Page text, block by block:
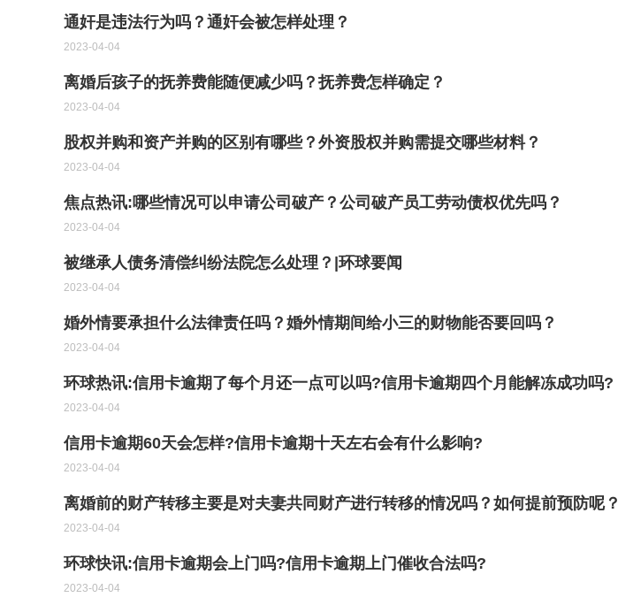
通奸是违法行为吗？通奸会被怎样处理？
2023-04-04
离婚后孩子的抚养费能随便减少吗？抚养费怎样确定？
2023-04-04
股权并购和资产并购的区别有哪些？外资股权并购需提交哪些材料？
2023-04-04
焦点热讯:哪些情况可以申请公司破产？公司破产员工劳动债权优先吗？
2023-04-04
被继承人债务清偿纠纷法院怎么处理？|环球要闻
2023-04-04
婚外情要承担什么法律责任吗？婚外情期间给小三的财物能否要回吗？
2023-04-04
环球热讯:信用卡逾期了每个月还一点可以吗?信用卡逾期四个月能解冻成功吗?
2023-04-04
信用卡逾期60天会怎样?信用卡逾期十天左右会有什么影响?
2023-04-04
离婚前的财产转移主要是对夫妻共同财产进行转移的情况吗？如何提前预防呢？
2023-04-04
环球快讯:信用卡逾期会上门吗?信用卡逾期上门催收合法吗?
2023-04-04